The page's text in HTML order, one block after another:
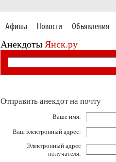
Афиша Новости Объявления
Анекдоты Янск.ру
Отправить анекдот на почту
Ваше имя:
Ваш электронный адрес:
Электронный адрес
получателя: